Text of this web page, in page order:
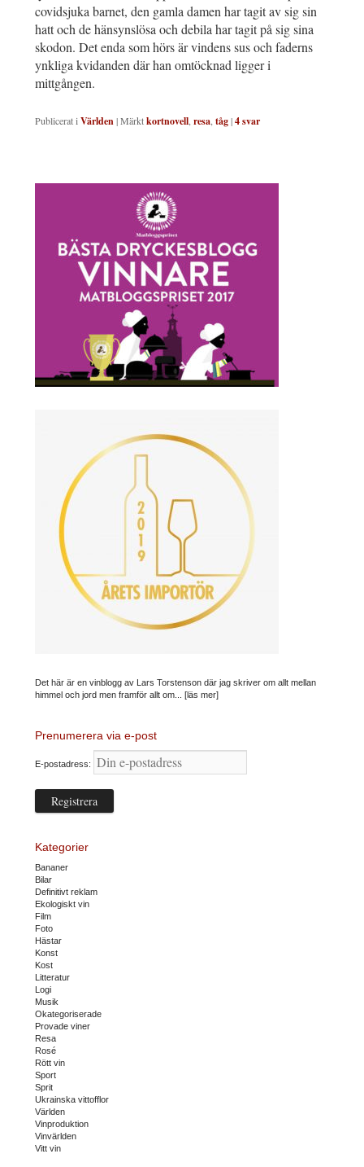
covidsjuka barnet, den gamla damen har tagit av sig sin
hatt och de hänsynslösa och debila har tagit på sig sina
skodon. Det enda som hörs är vindens sus och faderns
ynkliga kvidanden där han omtöcknad ligger i
mittgången.
Publicerat i Världen|Märktkortnovell resa tåg|4svar
Det här är en vinblogg av Lars Torstenson där jag skriver om allt mellan
himmel och jord men framför allt om... [läs mer]
Prenumerera via e-post
E-postadress:
Kategorier
Bananer
Bilar
Definitivt reklam
Ekologiskt vin
Film
Foto
Hästar
Konst
Kost
Litteratur
Logi
Musik
Okategoriserade
Provade viner
Resa
Rosé
Rött vin
Sport
Sprit
Ukrainska vittofflor
Världen
Vinproduktion
Vinvärlden
Vitt vin